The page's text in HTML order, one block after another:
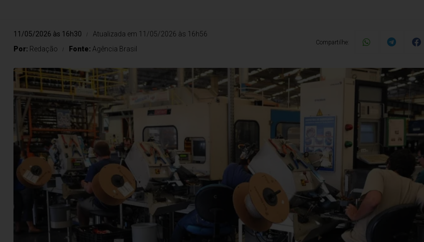
11/05/2026 às 16h30
Atualizada em 11/05/2026 às 16h56
Por: Redação Fonte: Agência Brasil
Compartilhe: